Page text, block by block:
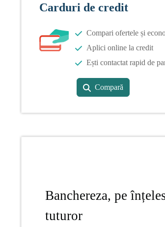
Carduri de credit
Compari ofertele și
Aplici online la credit
Ești contactat rapid de
Compară
Banchereza, pe
tuturor